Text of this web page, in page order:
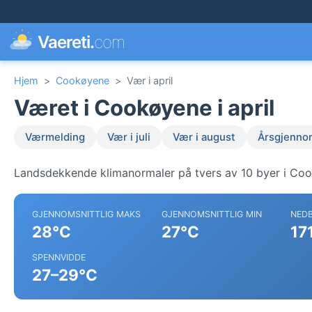
Vaereti.com
Hjem > Cookøyene > Vær i april
Været i Cookøyene i april
Værmelding Vær i juli Vær i august
Landsdekkende klimanormaler på tvers av 10 byer i
GJENNOMSNITTLIG MAKS
28°C
GJENNOMSNITTLIG MIN
27°C
SPENNVIDDE
27–29°C